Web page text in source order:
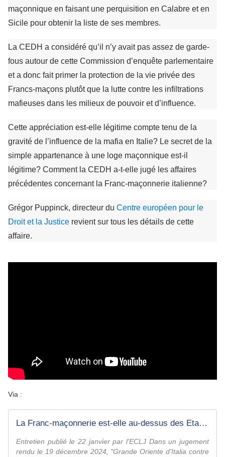
maçonnique en faisant une perquisition en Calabre et en
Sicile pour obtenir la liste de ses membres.
La CEDH a considéré qu’il n’y avait pas assez de garde-
fous autour de cette Commission d’enquête parlementaire
et a donc fait primer la protection de la vie privée des
Francs-maçons plutôt que la lutte contre les infiltrations
mafieuses dans les milieux de pouvoir et d’influence.
Cette appréciation est-elle légitime compte tenu de la
gravité de l’influence de la mafia en Italie? Le secret de la
simple appartenance à une loge maçonnique est-il
légitime? Comment la CEDH a-t-elle jugé les affaires
précédentes concernant la Franc-maçonnerie italienne?
Grégor Puppinck, directeur du Centre européen pour le
Droit et la Justice revient sur tous les détails de cette
affaire.
Via :
La Franc-maçonnerie est-elle au-dessus des Etats?
Entretien publié le 22 janvier par l'ECLJ Dans un jugement
rendu le 19 décembre 2024, "Grande Oriente d'Italia contre